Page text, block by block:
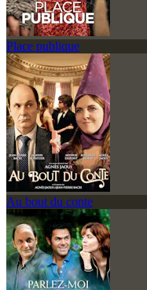
Place publique
Au bout du conte